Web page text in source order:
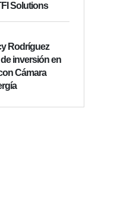
Solutions
Rodríguez
inversión en
Cámara